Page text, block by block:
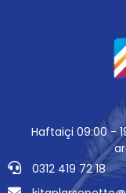
Haftaiçi 09:00 -
0312 419 72 18